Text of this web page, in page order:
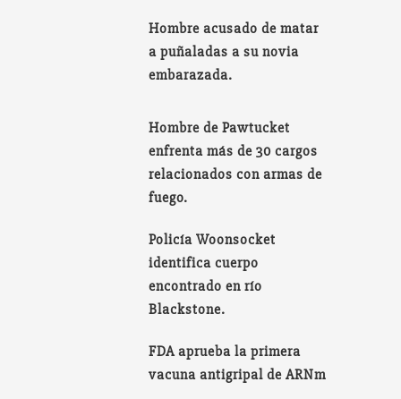
Hombre acusado de matar
a puñaladas a su novia
embarazada.
Hombre de Pawtucket
enfrenta más de 30 cargos
relacionados con armas de
fuego.
Policía Woonsocket
identifica cuerpo
encontrado en río
Blackstone.
FDA aprueba la primera
vacuna antigripal de ARNm